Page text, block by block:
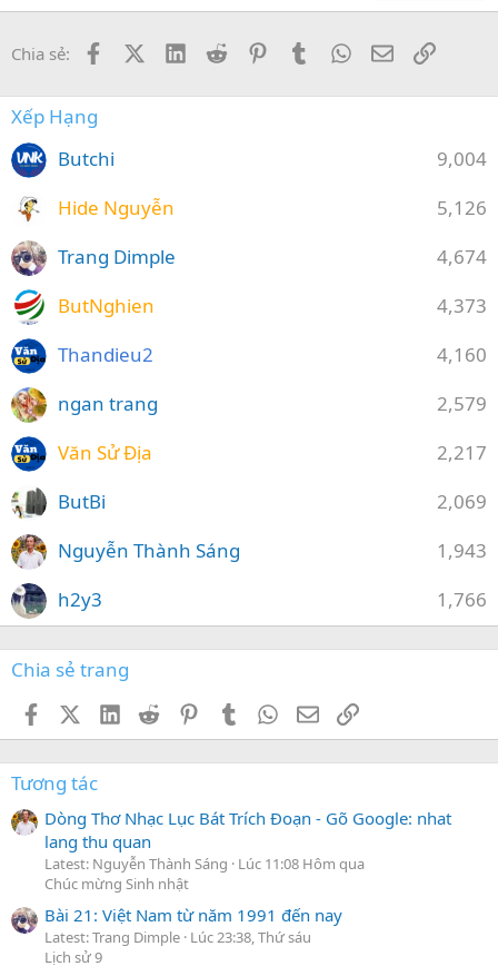
Chia sẻ: FacebookX (Twitter)
LinkedInReddit PinterestTumblrWhatsApp
EmailLink
Xếp Hạng
9,004
Butchi
5,126
Hide Nguyễn
4,674
Trang Dimple
4,373
ButNghien
4,160
Thandieu2
2,579
ngan trang
2,217
Văn Sử Địa
2,069
ButBi
1,943
Nguyễn Thành Sáng
1,766
h2y3
Chia sẻ trang
FacebookX (Twitter)
LinkedIn
Reddit PinterestTumblr WhatsApp
EmailLink
Tương tác
Dòng Thơ Nhạc Lục Bát Trích Đoạn - Gõ Google: nhat
lang thu quan
Latest: Nguyễn Thành Sáng
Lúc 11:08 Hôm qua
Chúc mừng Sinh nhật
Bài 21: Việt Nam từ năm 1991 đến nay
Latest: Trang Dimple Lúc 23:38, Thứ sáu
Lịch sử 9